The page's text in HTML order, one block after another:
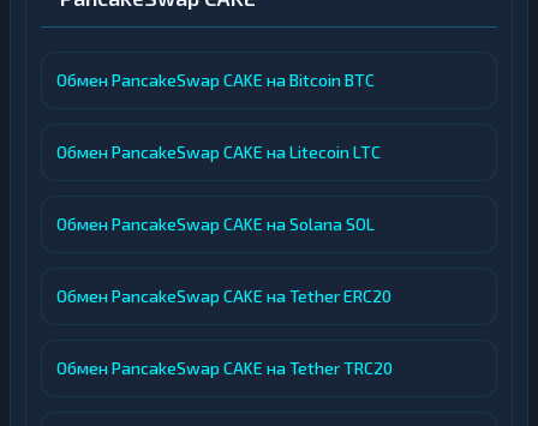
Обмен PancakeSwap CAKE на Bitcoin BTC
Обмен PancakeSwap CAKE на Litecoin LTC
Обмен PancakeSwap CAKE на Solana SOL
Обмен PancakeSwap CAKE на Tether ERC20
Обмен PancakeSwap CAKE на Tether TRC20